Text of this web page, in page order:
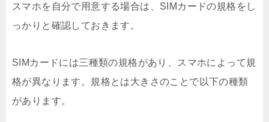
スマホを自分で用意する場合は、SIMカードの規格をし
っかりと確認しておきます。
SIMカードには三種類の規格があり、スマホによって規
格が異なります。規格とは大きさのことで以下の種類
があります。